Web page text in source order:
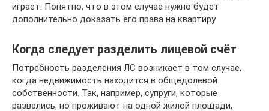
играет. Понятно, что в этом случае нужно будет
дополнительно доказать его права на квартиру.
Когда следует разделить лицевой счёт
Потребность разделения ЛС возникает в том случае,
когда недвижимость находится в общедолевой
собственности. Так, например, супруги, которые
развелись, но проживают на одной жилой площади,